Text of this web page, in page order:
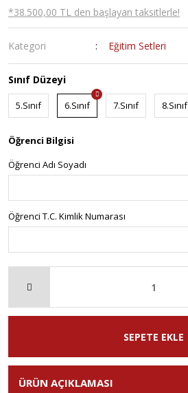
*38.500,00 TL den başlayan taksitlerle!
Kategori Eğitim Setleri
Sınıf Düzeyi
5.Sınıf 6.Sınıf 7.Sınıf 8.Sınıf
Öğrenci Bilgisi
Öğrenci Adı Soyadı
Öğrenci T.C. Kimlik Numarası
SEPETE EKLE
ÜRÜN AÇIKLAMASI